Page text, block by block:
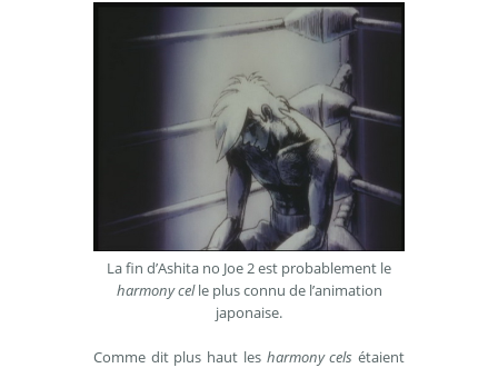
La fin d’Ashita no Joe 2 est probablement le
harmony celle plus connu de l’animation
japonaise.
Comme dit plus haut les harmony cels étaient